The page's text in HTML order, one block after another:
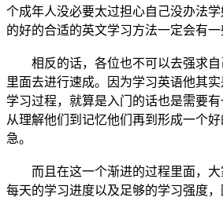
个成年人没必要太过担心自己没办法
的好的合适的英文学习方法一定会有一
相反的话，各位也不可以去强求
里面去进行速成。因为学习英语他其
学习过程，就算是入门的话也是需要有
从理解他们到记忆他们再到形成一个
急。
而且在这一个渐进的过程里面，
每天的学习进度以及足够的学习强度